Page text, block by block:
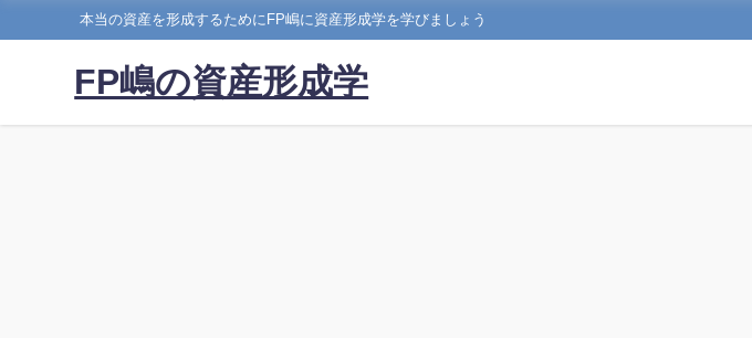
本当の資産を形成するためにFP嶋に資産形成学を学びましょう
FP嶋の資産形成学